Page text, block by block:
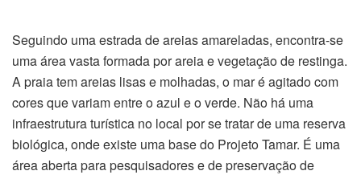
Seguindo uma estrada de areias amareladas, encontra-se
uma área vasta formada por areia e vegetação de restinga.
A praia tem areias lisas e molhadas, o mar é agitado com
cores que variam entre o azul e o verde. Não há uma
infraestrutura turística no local por se tratar de uma reserva
biológica, onde existe uma base do Projeto Tamar. É uma
área aberta para pesquisadores e de preservação de